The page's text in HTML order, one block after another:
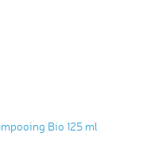
Bio 125 ml